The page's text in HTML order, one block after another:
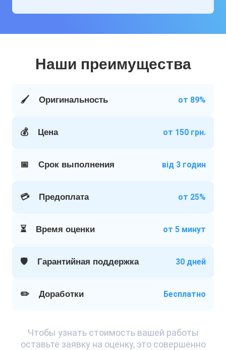
Наши преимущества
🖌️ Оригинальность от 89%
💰 Цена от 150 грн.
📅 Срок выполнения від 3 годин
💳 Предоплата от 25%
⏳ Время оценки от 5 минут
🛡️ Гарантийная поддержка 30 дней
✏️ Доработки Бесплатно
Чтобы узнать стоимость вашей работы
оставьте заявку на оценку, это совершенно